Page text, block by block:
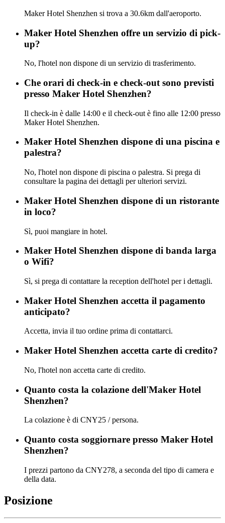
Maker Hotel Shenzhen si trova a 30.6km dall'aeroporto.
Maker Hotel Shenzhen offre un servizio di pick-
up?
No, l'hotel non dispone di un servizio di trasferimento.
Che orari di check-in e check-out sono previsti
presso Maker Hotel Shenzhen?
Il check-in è dalle 14:00 e il check-out è fino alle 12:00 presso
Maker Hotel Shenzhen.
Maker Hotel Shenzhen dispone di una piscina e
palestra?
No, l'hotel non dispone di piscina o palestra. Si prega di
consultare la pagina dei dettagli per ulteriori servizi.
Maker Hotel Shenzhen dispone di un ristorante
in loco?
Sì, puoi mangiare in hotel.
Maker Hotel Shenzhen dispone di banda larga
o Wifi?
Sì, si prega di contattare la reception dell'hotel per i dettagli.
Maker Hotel Shenzhen accetta il pagamento
anticipato?
Accetta, invia il tuo ordine prima di contattarci.
Maker Hotel Shenzhen accetta carte di credito?
No, l'hotel non accetta carte di credito.
Quanto costa la colazione dell'Maker Hotel
Shenzhen?
La colazione è di CNY25 / persona.
Quanto costa soggiornare presso Maker Hotel
Shenzhen?
I prezzi partono da CNY278, a seconda del tipo di camera e
della data.
Posizione